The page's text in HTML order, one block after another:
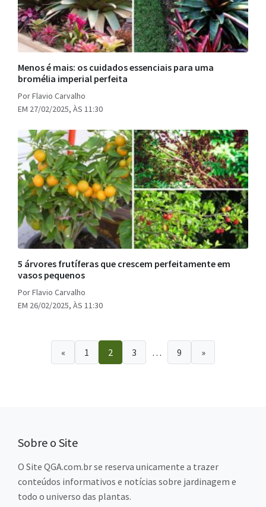
Menos é mais: os cuidados essenciais para uma
bromélia imperial perfeita
Por Flavio Carvalho
EM 27/02/2025, ÀS 11:30
5 árvores frutíferas que crescem perfeitamente em
vasos pequenos
Por Flavio Carvalho
EM 26/02/2025, ÀS 11:30
« 1 2 3 … 9 »
Sobre o Site
O Site QGA.com.br se reserva unicamente a trazer
conteúdos informativos e notícias sobre jardinagem e
todo o universo das plantas.